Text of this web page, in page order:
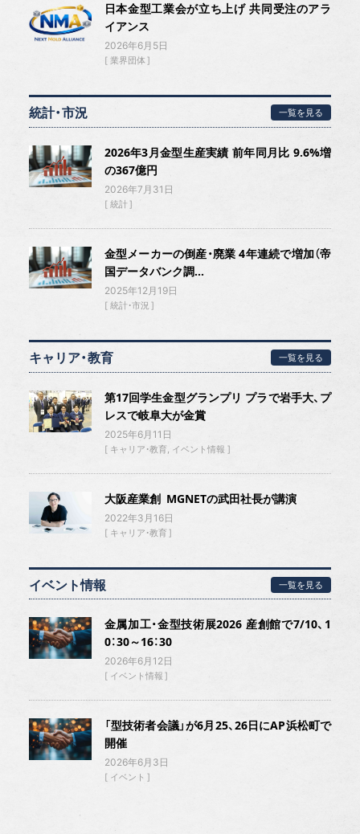
日本金型工業会が立ち上げ 共同受注のアラ
イアンス
2026年6月5日
業界団体
統計・市況 一覧を見る
2026年3月金型生産実績 前年同月比 9.6%増
の367億円
2026年7月31日
統計
金型メーカーの倒産・廃業 4年連続で増加（帝
国データバンク調...
2025年12月19日
統計・市況
キャリア・教育 一覧を見る
第17回学生金型グランプリ プラで岩手大、プ
レスで岐阜大が金賞
2025年6月11日
キャリア・教育 イベント情報
大阪産業創 MGNETの武田社長が講演
2022年3月16日
キャリア・教育
イベント情報 一覧を見る
金属加工・金型技術展2026 産創館で7/10、1
0：30～16：30
2026年6月12日
イベント情報
「型技術者会議」が6月25、26日にAP浜松町で
開催
2026年6月3日
イベント